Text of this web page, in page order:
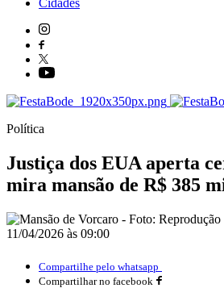
Cidades
Política
Justiça dos EUA aperta
mira mansão de R$ 385
11/04/2026 às 09:00
Compartilhe pelo whatsapp
Compartilhar no facebook